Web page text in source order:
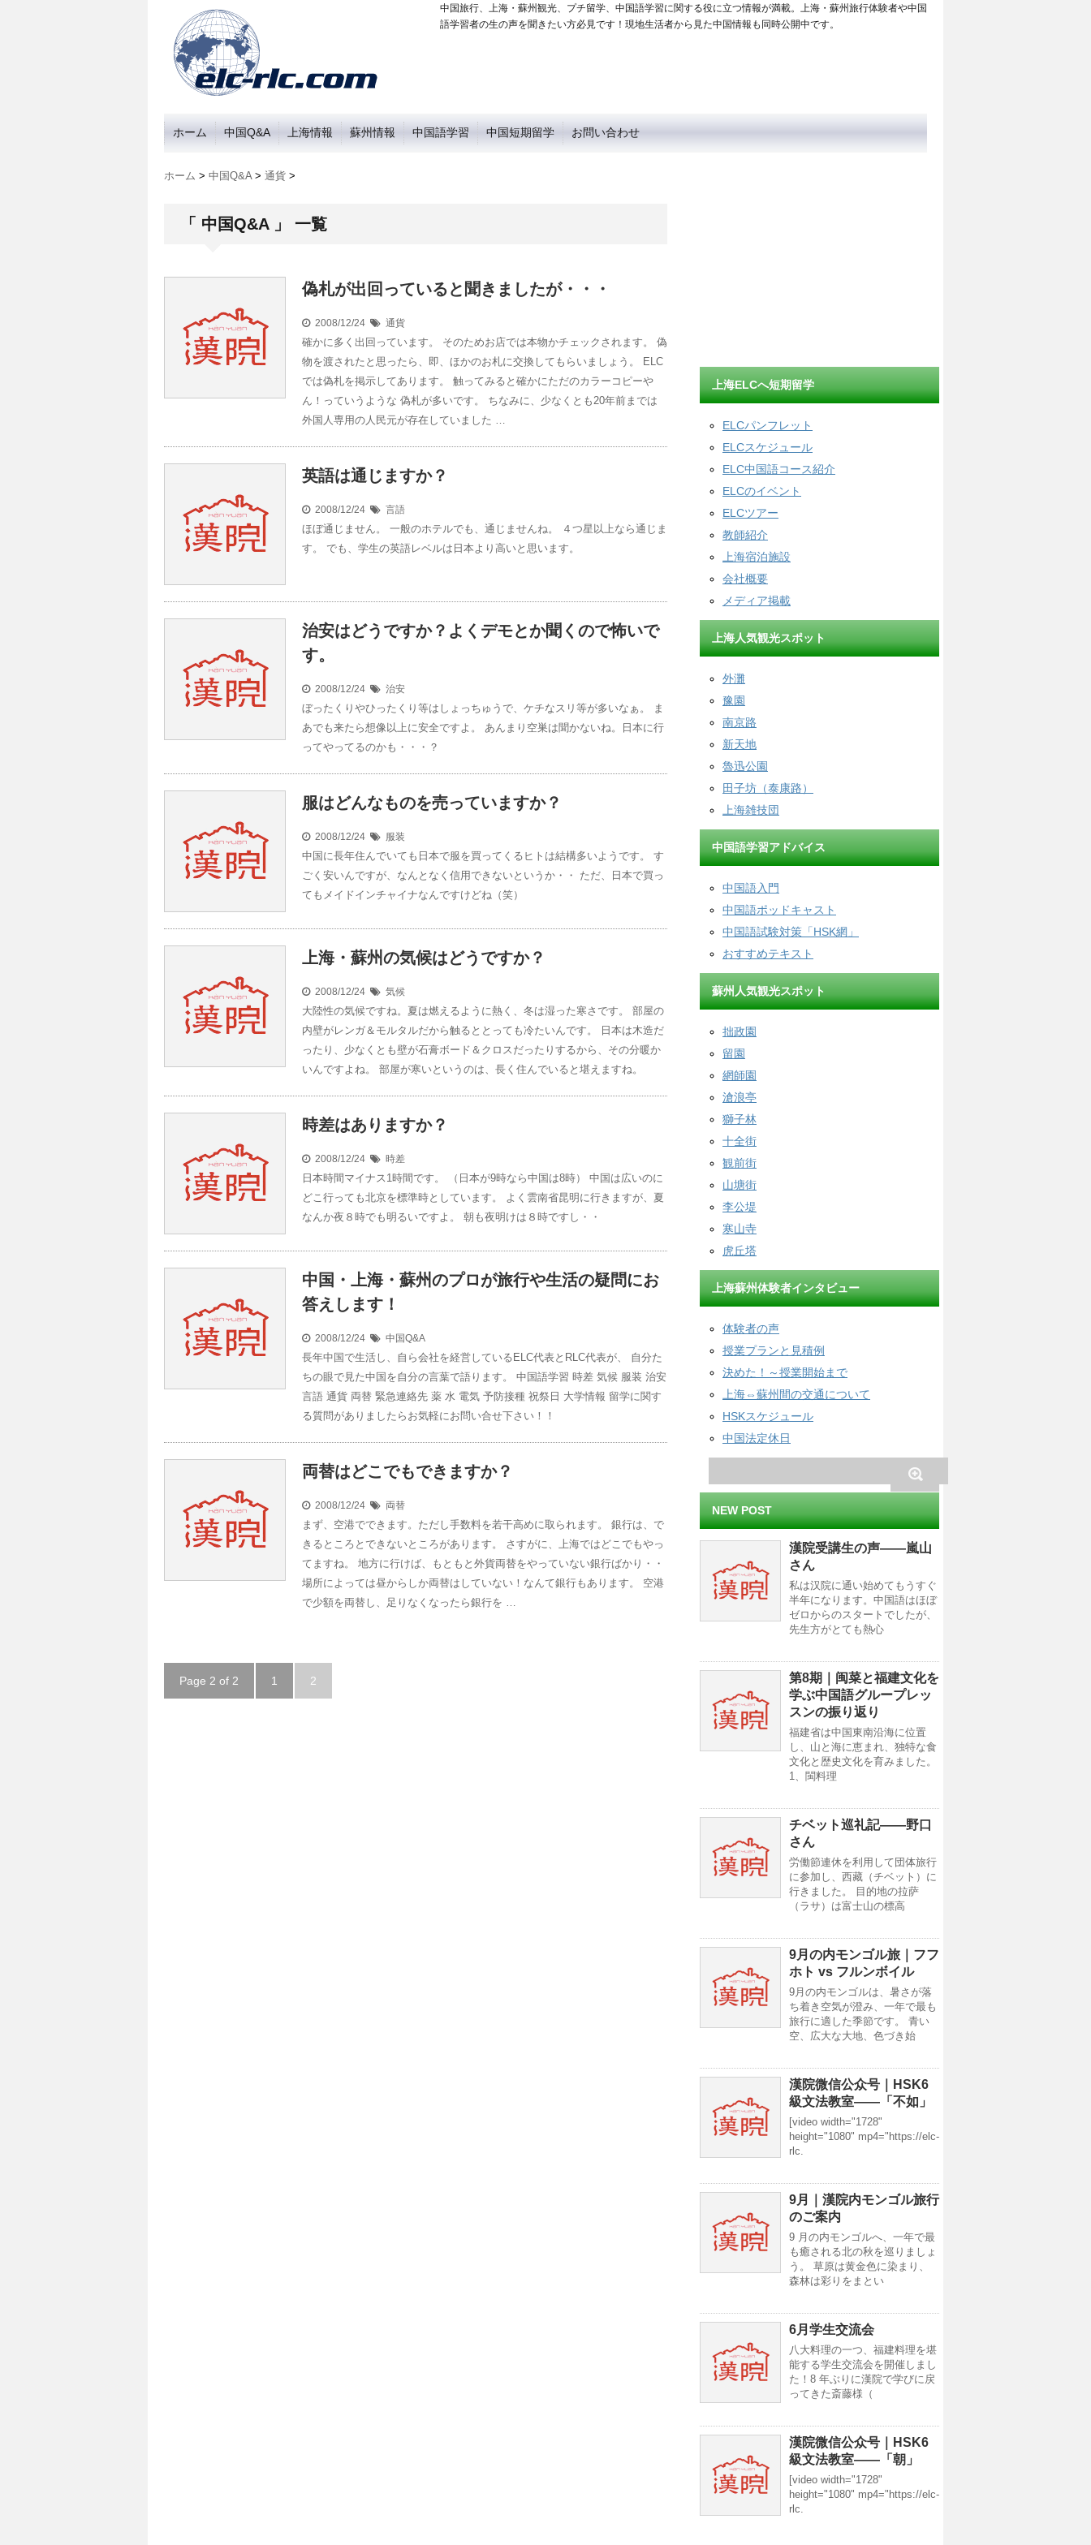
中国旅行、上海・蘇州観光、プチ留学、中国語学習に関する役に立つ情報が満載。上海・蘇州旅行体験者や中国
語学習者の生の声を聞きたい方必見です！現地生活者から見た中国情報も同時公開中です。
ホーム 中国Q&A 上海情報 蘇州情報 中国語学習 中国短期留学 お問い合わせ
ホーム > 中国Q&A > 通貨 >
「 中国Q&A 」 一覧
偽札が出回っていると聞きましたが・・・
2008/12/24 通貨
確かに多く出回っています。 そのためお店では本物かチェックされます。 偽
物を渡されたと思ったら、即、ほかのお札に交換してもらいましょう。 ELC
では偽札を掲示してあります。 触ってみると確かにただのカラーコピーや
ん！っていうような 偽札が多いです。 ちなみに、少なくとも20年前までは
外国人専用の人民元が存在していました …
英語は通じますか？
2008/12/24 言語
ほぼ通じません。 一般のホテルでも、通じませんね。 ４つ星以上なら通じま
す。 でも、学生の英語レベルは日本より高いと思います。
治安はどうですか？よくデモとか聞くので怖いで
す。
2008/12/24 治安
ぼったくりやひったくり等はしょっちゅうで、ケチなスリ等が多いなぁ。 ま
あでも来たら想像以上に安全ですよ。 あんまり空巣は聞かないね。日本に行
ってやってるのかも・・・？
服はどんなものを売っていますか？
2008/12/24 服装
中国に長年住んでいても日本で服を買ってくるヒトは結構多いようです。 す
ごく安いんですが、なんとなく信用できないというか・・ ただ、日本で買っ
てもメイドインチャイナなんですけどね（笑）
上海・蘇州の気候はどうですか？
2008/12/24 気候
大陸性の気候ですね。夏は燃えるように熱く、冬は湿った寒さです。 部屋の
内壁がレンガ＆モルタルだから触るととっても冷たいんです。 日本は木造だ
ったり、少なくとも壁が石膏ボード＆クロスだったりするから、その分暖か
いんですよね。 部屋が寒いというのは、長く住んでいると堪えますね。
時差はありますか？
2008/12/24 時差
日本時間マイナス1時間です。 （日本が9時なら中国は8時） 中国は広いのに
どこ行っても北京を標準時としています。 よく雲南省昆明に行きますが、夏
なんか夜８時でも明るいですよ。 朝も夜明けは８時ですし・・
中国・上海・蘇州のプロが旅行や生活の疑問にお
答えします！
2008/12/24 中国Q&A
長年中国で生活し、自ら会社を経営しているELC代表とRLC代表が、 自分た
ちの眼で見た中国を自分の言葉で語ります。 中国語学習 時差 気候 服装 治安
言語 通貨 両替 緊急連絡先 薬 水 電気 予防接種 祝祭日 大学情報 留学に関す
る質問がありましたらお気軽にお問い合せ下さい！！
両替はどこでもできますか？
2008/12/24 両替
まず、空港でできます。ただし手数料を若干高めに取られます。 銀行は、で
きるところとできないところがあります。 さすがに、上海ではどこでもやっ
てますね。 地方に行けば、もともと外貨両替をやっていない銀行ばかり・・
場所によっては昼からしか両替はしていない！なんて銀行もあります。 空港
で少額を両替し、足りなくなったら銀行を …
Page 2 of 2 1 2
上海ELCへ短期留学
ELCパンフレット
ELCスケジュール
ELC中国語コース紹介
ELCのイベント
ELCツアー
教師紹介
上海宿泊施設
会社概要
メディア掲載
上海人気観光スポット
外灘
豫園
南京路
新天地
魯迅公園
田子坊（泰康路）
上海雑技団
中国語学習アドバイス
中国語入門
中国語ポッドキャスト
中国語試験対策「HSK網」
おすすめテキスト
蘇州人気観光スポット
拙政園
留園
網師園
滄浪亭
獅子林
十全街
観前街
山塘街
李公堤
寒山寺
虎丘塔
上海蘇州体験者インタビュー
体験者の声
授業プランと見積例
決めた！～授業開始まで
上海⇔蘇州間の交通について
HSKスケジュール
中国法定休日
NEW POST
漢院受講生の声——嵐山
さん
私は汉院に通い始めてもうすぐ
半年になります。中国語はほぼ
ゼロからのスタートでしたが、
先生方がとても熱心
第8期｜闽菜と福建文化を
学ぶ中国語グループレッ
スンの振り返り
福建省は中国東南沿海に位置
し、山と海に恵まれ、独特な食
文化と歴史文化を育みました。
1、閩料理
チベット巡礼記——野口
さん
労働節連休を利用して団体旅行
に参加し、西藏（チベット）に
行きました。 目的地の拉萨
（ラサ）は富士山の標高
9月の内モンゴル旅｜フフ
ホト vs フルンボイル
9月の内モンゴルは、暑さが落
ち着き空気が澄み、一年で最も
旅行に適した季節です。 青い
空、広大な大地、色づき始
漢院微信公众号｜HSK6
級文法教室——「不如」
[video width="1728"
height="1080" mp4="https://elc-
rlc.
9月｜漢院内モンゴル旅行
のご案内
9 月の内モンゴルへ、一年で最
も癒される北の秋を巡りましょ
う。 草原は黄金色に染まり、
森林は彩りをまとい
6月学生交流会
八大料理の一つ、福建料理を堪
能する学生交流会を開催しまし
た！8 年ぶりに漢院で学びに戻
ってきた斎藤様（
漢院微信公众号｜HSK6
級文法教室——「朝」
[video width="1728"
height="1080" mp4="https://elc-
rlc.